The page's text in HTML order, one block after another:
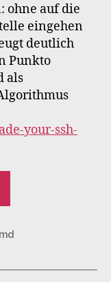
ohne auf die
eingehen
deutlich
Punkto
als
your-ssh-
mit
und